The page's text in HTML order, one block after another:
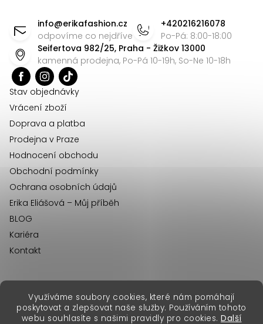
Využíváme soubory cookies, které nám pomáhají
poskytovat a zlepšovat naše služby. Používáním tohoto
webu souhlasíte s našimi pravidly pro cookies. Další
info@erikafashion.cz
odpovíme co nejdříve
+420216216078
Po-Pá: 8:00-18:00
Seifertova 982/25, Praha - Žižkov 13000
kamenná prodejna, Po-Pá 10-19h, So-Ne 10-18h
Stav objednávky
Vrácení zboží
Doprava a platba
Prodejna v Praze
Hodnocení obchodu
Obchodní podmínky
Ochrana osobních údajů
Erika Eliášová – Můj příběh
BLOG
Kariéra
Kontakt
Copyright 2026Erika Fashion. Všechna práva vyhrazena.
erikafashion.sk